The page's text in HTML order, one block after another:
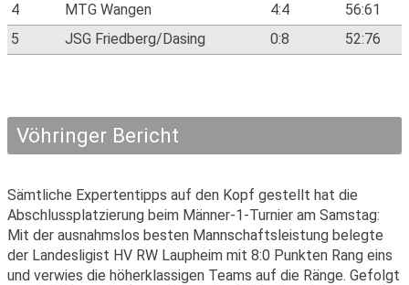
4
MTG Wangen 4:4
56:61
5
JSG Friedberg/Dasing 0:8 52:76
Vöhringer Bericht
Sämtliche Expertentipps auf den Kopf gestellt hat die
Abschlussplatzierung beim Männer-1-Turnier am Samstag:
Mit der ausnahmslos besten Mannschaftsleistung belegte
der Landesligist HV RW Laupheim mit 8:0 Punkten Rang eins
und verwies die höherklassigen Teams auf die Ränge. Gefolgt